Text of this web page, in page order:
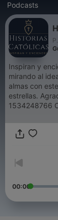
Podcasts
Inspiran y
mirando al ideal de los
almas con
estrellas. Agradecemos tu donación: BBVA Cuenta
1534248766 Cuenta Clave 012320015342487662 Gonzalo
Viaña
00:00